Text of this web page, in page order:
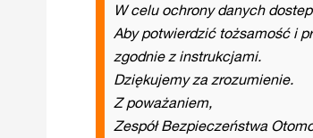
W celu ochrony danych
Aby potwierdzić tożsamość i
zgodnie z instrukcjami.
Dziękujemy za zrozumienie.
Z poważaniem,
Zespół Bezpieczeństwa